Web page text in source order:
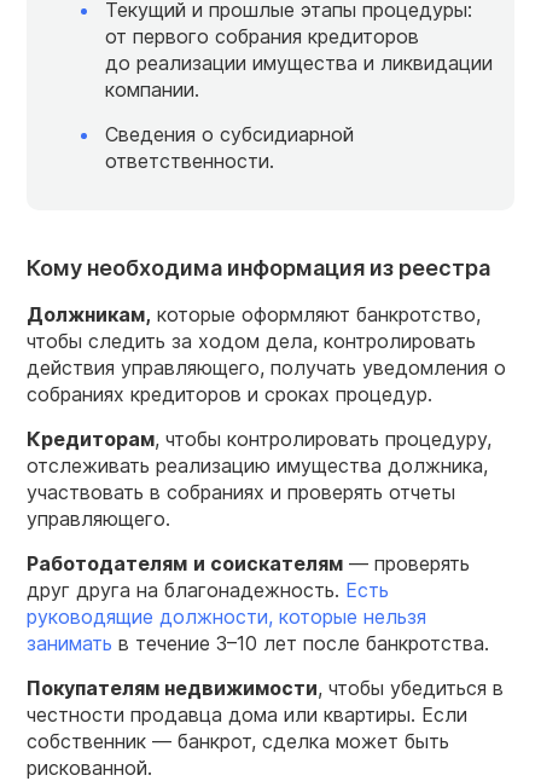
Текущий и прошлые этапы процедуры:
от первого собрания кредиторов
до реализации имущества и ликвидации
компании.
Сведения о субсидиарной
ответственности.
Кому необходима информация из реестра
Должникам, которые оформляют банкротство,
чтобы следить за ходом дела, контролировать
действия управляющего, получать уведомления о
собраниях кредиторов и сроках процедур.
Кредиторам, чтобы контролировать процедуру,
отслеживать реализацию имущества должника,
участвовать в собраниях и проверять отчеты
управляющего.
Работодателям и соискателям — проверять
друг друга на благонадежность. Есть
руководящие должности, которые нельзя
занимать в течение 3–10 лет после банкротства.
Покупателям недвижимости, чтобы убедиться в
честности продавца дома или квартиры. Если
собственник — банкрот, сделка может быть
рискованной.